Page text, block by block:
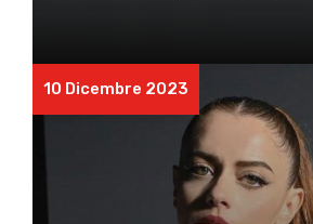
10 Dicembre 2023